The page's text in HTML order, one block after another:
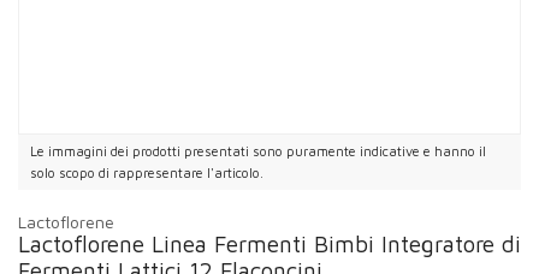
Le immagini dei prodotti presentati sono puramente indicative e hanno il
solo scopo di rappresentare l'articolo.
Lactoflorene
Lactoflorene Linea Fermenti Bimbi Integratore di